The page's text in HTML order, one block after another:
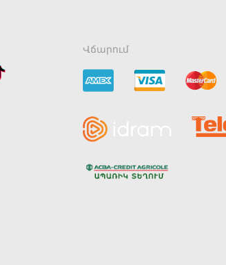
Վճարում